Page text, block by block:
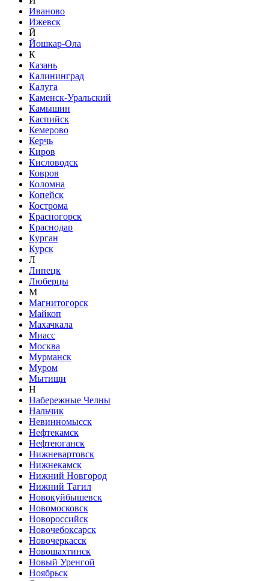
Иваново
Ижевск
Й
Йошкар-Ола
К
Казань
Калининград
Калуга
Каменск-Уральский
Камышин
Каспийск
Кемерово
Керчь
Киров
Кисловодск
Ковров
Коломна
Копейск
Кострома
Красногорск
Краснодар
Курган
Курск
Л
Липецк
Люберцы
М
Магнитогорск
Майкоп
Махачкала
Миасс
Москва
Мурманск
Муром
Мытищи
Н
Набережные Челны
Нальчик
Невинномысск
Нефтекамск
Нефтеюганск
Нижневартовск
Нижнекамск
Нижний Новгород
Нижний Тагил
Новокуйбышевск
Новомосковск
Новороссийск
Новочебоксарск
Новочеркасск
Новошахтинск
Новый Уренгой
Ноябрьск